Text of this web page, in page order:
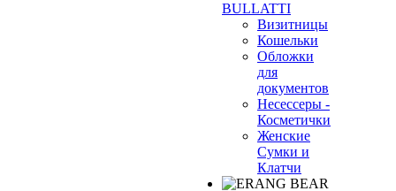
BULLATTI
Визитницы
Кошельки
Обложки
для
документов
Несессеры -
Косметички
Женские
Сумки и
Клатчи